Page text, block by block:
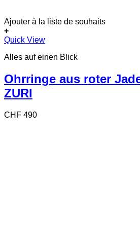
Ajouter à la liste de souhaits
+
Quick View
Alles auf einen Blick
Ohrringe aus roter
ZURI
CHF 490